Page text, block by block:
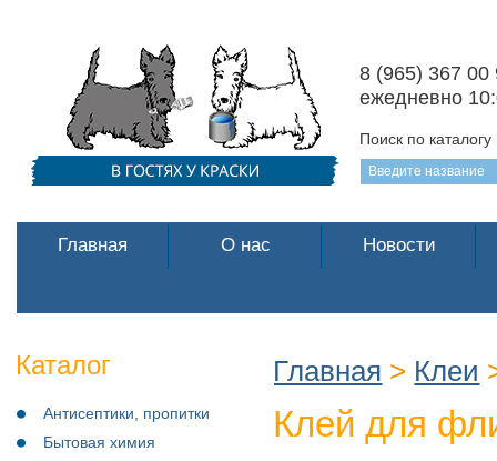
8 (965) 367 00
ежедневно
Поиск по каталогу
Главная О нас Новости
Главная > Клеи
Клей для
Каталог
Антисептики, пропитки
Бытовая химия